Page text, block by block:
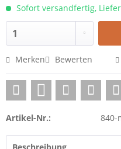
Sofort versandfertig,
Merken Bewerten
Artikel-Nr.: 840-